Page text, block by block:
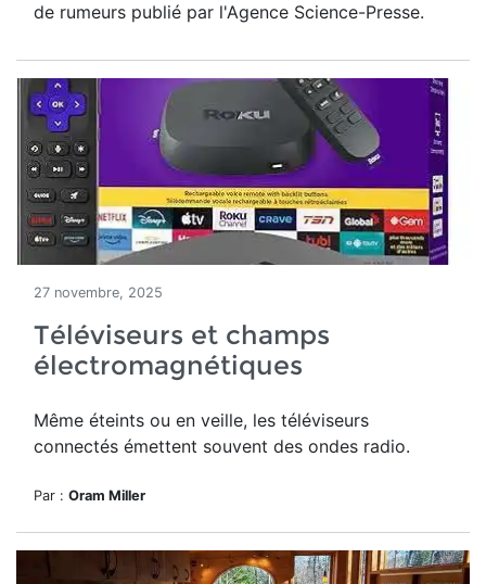
de rumeurs publié par l'Agence Science-Presse.
27 novembre, 2025
Téléviseurs et champs
électromagnétiques
Même éteints ou en veille, les téléviseurs
connectés émettent souvent des ondes radio.
Par : Oram Miller